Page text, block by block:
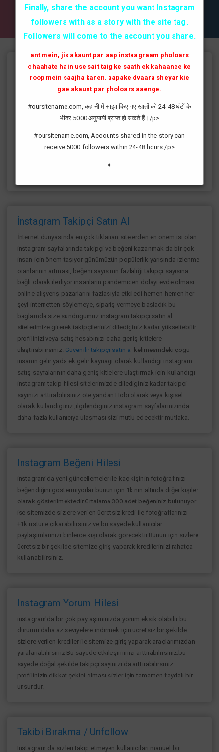
✔✔✔ AKTİF TAKİPCİ SATIN AL ✔✔✔
Instagram Takipçi Hilesi
instagram'da artık yüksek takipçi kasmak eskisi kadar zor değil
fenomen yolunda ilerlemesi daha da kolaylaşmıştır.instagram
fenomeni ne gibi fayda sağlar?öncelikle bir çok kişi meslek
kredilerden her gün yararlanıp sayfanızı yüksek seviyelere
İnstagram Takipçi Satın Al
İnternet dünyasında en çok tıklanan sitelerden en önemlisi olan
instagram sayfalarında takipçi ve beğeni kazanmak da bir çok
insan için önem taşıyor günümüzün popülerlik yarışında izlenme
oranlarının artması, beğeni sayısının fazlalığı takipçi sayısına
bağlı olarak ilerliyor insanların pandemiden dolayı evde olması
online alışverış pazarlarını fazlasıyla etkiledi hemen hemen her
şeyi internetten söylemeye, sipariş vermeye başladık bu
baglamda size sundugumuz instagram takipçi satın al
sitelerimize girerek takipçilerinizi dilediginiz kadar yükseltebilir
profilinizi veya satış hesabınızı daha geniş kitlelere
ulaştırabilirsiniz. Güvenilir takipçi satın al
kelimesindeki çogu
insanın gelir yada ek gelir kaynagı olarak kullandıgı instagram
satış sayfalarının daha geniş kitlelere ulaştırmak için kullandıgı
instagram takip hilesi sitelerimizde dilediginiz kadar takipçi
sayınızı arttırabilirsiniz öte yandan Hobi olarak veya kişisel
olarak kullandıgınız ,ilgilendiginiz instagram sayfalarınızında
daha fazla kullanıcıya ulaşması sizi mutlu edecektir mutlaka.
Instagram Beğeni Hilesi
instagram'da yeni güncellemeler ile kaç kişinin fotoğrafınızı
beğendiğini göstermiyorlar bunun için 1k nın altında diğer kişiler
olarak gösterilmektedir.Ortalama 300 adet beğeniniz bulunuyor
ise sitemizde sizlere verilen ücretsiz kredi ile fotoğraflarınızı
+1k üstüne çıkarabilirsiniz ve bu sayede kullanıcılar
paylaşımlarınızı binlerce kişi olarak görecektir.Bunun için sizlere
ücretsiz bir şekilde sitemize giriş yaparak kredilerinizi rahatça
kullanabilirsiniz.
Instagram Yorum Hilesi
instagram'da bir çok paylaşımınızda yorum eksik olabilir bu
durumu daha az seviyelere indirmek için ücretsiz bir şekilde
sizlere verilen krediler ile sitemize giriş yaparak araçlarımızdan
yaralanabilirsiniz.Bu sayede etkileşiminizi arttırabilirsiniz.bu
sayede doğal şekilde takipçi sayınızı da arttırabilirsiniz
profilinizin dikkat çekici olması sizler için tamamen faydalı bir
unsurdur.
Takibi Bırakma / Unfollow
Instagram da sizleri takip etmeyen kullanıcıları manuel bir
Finally, share the account you want Instagram
followers with as a story with the site tag.
Followers will come to the account you share.
ant mein, jis akaunt par aap instaagraam pholoars
chaahate hain use sait taig ke saath ek kahaanee ke
roop mein saajha karen. aapake dvaara sheyar kie
gae akaunt par pholoars aaenge.
#oursitename.com, कहानी में साझा किए गए खातों को 24-48 घंटों के
भीतर 5000 अनुयायी प्राप्त हो सकते हैं।/p>
#oursitename.com, Accounts shared in the story can
receive 5000 followers within 24-48 hours./p>
♦